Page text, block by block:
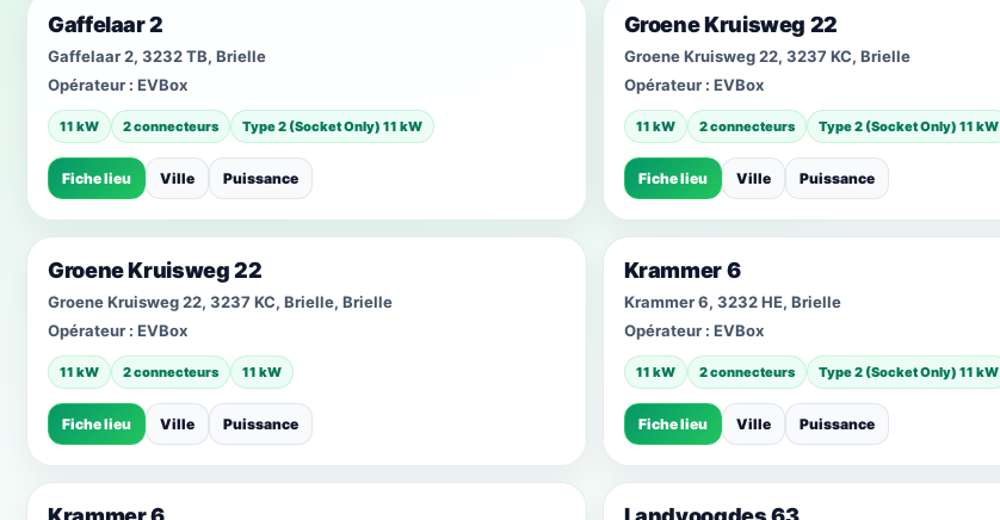
Gaffelaar 2
Gaffelaar 2, 3232 TB, Brielle
Opérateur : EVBox
11 kW 2 connecteurs Type 2 (Socket Only) 11 kW
Fiche lieu Ville Puissance
Groene Kruisweg 22
Groene Kruisweg 22, 3237 KC, Brielle
Opérateur : EVBox
11 kW 2 connecteurs Type 2 (Socket Only) 11 kW
Fiche lieu Ville Puissance
Groene Kruisweg 22
Groene Kruisweg 22, 3237 KC, Brielle, Brielle
Opérateur : EVBox
11 kW 2 connecteurs 11 kW
Fiche lieu Ville Puissance
Krammer 6
Krammer 6, 3232 HE, Brielle
Opérateur : EVBox
11 kW 2 connecteurs Type 2 (Socket Only) 11 kW
Fiche lieu Ville Puissance